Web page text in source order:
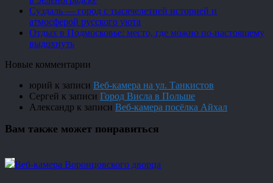
Суздаль — город с тысячелетней историей и
атмосферой русского уюта
Отдых в Подмосковье: место, где можно по-настоящему
выдохнуть
Новые комментарии
юрий к записи Веб-камера на ул. Танкистов
Сергей к записи Город Висла в Польше
Александр к записи Веб-камера посёлка Айхал
Вам также может понравиться
Веб-камера Воронцовского дворца